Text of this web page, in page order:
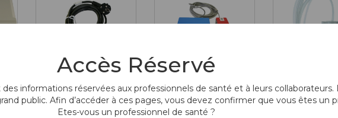
Cordon
d'alimentation
(CEE)
Pédale Evolution
3E - Japon
Tubulure
d'aspiration
Accès Réservé
informations réservées aux professionnels de santé et à leurs
public. Afin d’accéder à ces pages, vous devez confirmer que vous êtes un
Etes-vous un professionnel de santé ?